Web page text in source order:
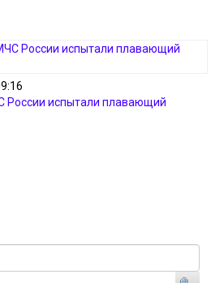
России испытали плавающий